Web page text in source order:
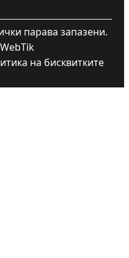
парава запазени.
WebTik
на бисквитките